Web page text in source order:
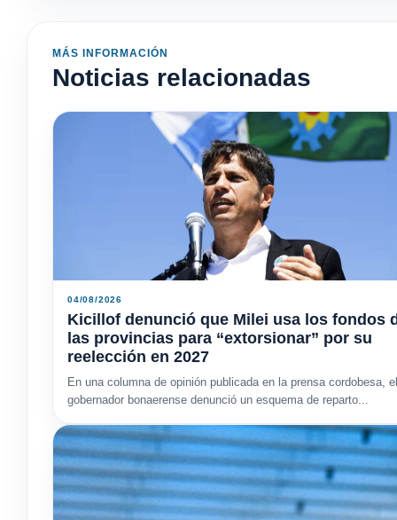
MÁS INFORMACIÓN
Noticias relacionadas
04/08/2026
Kicillof denunció que Milei usa los fondos
las provincias para “extorsionar” por su
reelección en 2027
En una columna de opinión publicada en la prensa cordobesa, el
gobernador bonaerense denunció un esquema de reparto...